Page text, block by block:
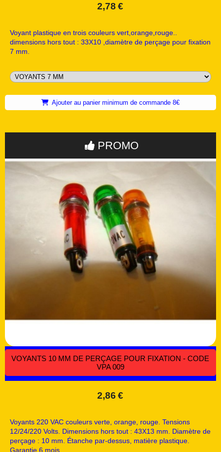
2,78 €
Voyant plastique en trois couleurs vert,orange,rouge..
dimensions hors tout : 33X10 ,diamètre de perçage pour fixation
7 mm.
Ajouter au panier minimum de commande 8€
PROMO
VOYANTS 10 MM DE PERÇAGE POUR FIXATION - CODE
VPA 009
2,86 €
Voyants 220 VAC couleurs verte, orange, rouge. Tensions
12/24/220 Volts. Dimensions hors tout : 43X13 mm. Diamètre de
perçage : 10 mm. Étanche par-dessus, matière plastique.
Garantie 6 mois.